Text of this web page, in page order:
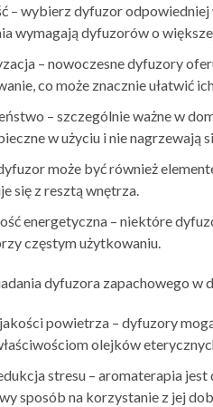
– wybierz dyfuzor
wymagają dyfuzorów o
– nowoczesne dyfuzory
co może znacznie ułatwić
– szczególnie ważne w
w użyciu i nie nagrzewają
może być również
się z resztą wnętrza.
energetyczna – niektóre
częstym użytkowaniu.
dyfuzora zapachowego w
powietrza – dyfuzory
olejków
stresu – aromaterapia
sposób na korzystanie z jej